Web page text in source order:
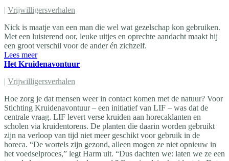
| Vrijwilligersverhalen
Nick is maatje van een man die wel wat gezelschap kon gebruiken.
Met een luisterend oor, leuke uitjes en oprechte aandacht maakt hij
een groot verschil voor de ander én zichzelf.
Lees meer
Het Kruidenavontuur
| Vrijwilligersverhalen
Hoe zorg je dat mensen weer in contact komen met de natuur? Voor
Stichting Kruidenavontuur – een initiatief van LIF – was dat de
centrale vraag. LIF levert verse kruiden aan horecaklanten en
scholen via kruidentorens. De planten die daarin worden gebruikt
zijn na verloop van tijd niet meer geschikt voor gebruik in de
horeca. “De wortels zijn gezond, alleen mogen ze niet opnieuw in
het voedselproces,” legt Harm uit. “Dus dachten we: laten we ze een